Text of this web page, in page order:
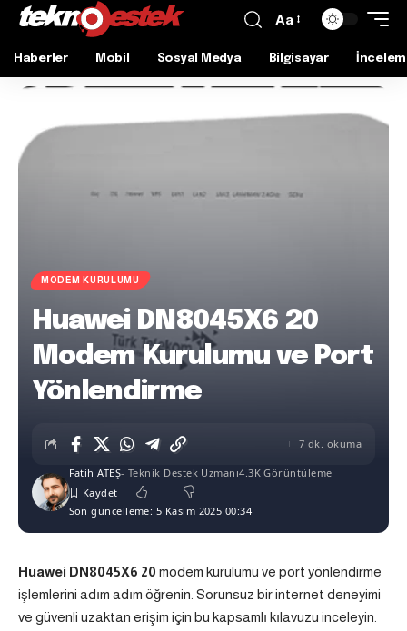
Aa
Haberler Mobil Sosyal Medya Bilgisayar
MODEM KURULUMU
Huawei DN8045X6 20
Modem Kurulumu ve Port
Yönlendirme
Son güncelleme: 5 Kasım 2025 00:34
Fatih ATEŞ- Teknik Destek Uzmanı4.3K Görüntüleme
7 dk. okuma
Huawei DN8045X6 20 modem kurulumu ve port yönlendirme
işlemlerini adım adım öğrenin. Sorunsuz bir internet deneyimi
ve güvenli uzaktan erişim için bu kapsamlı kılavuzu inceleyin.